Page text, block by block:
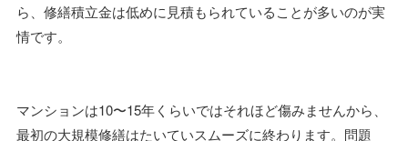
ら、修繕積立金は低めに見積もられていることが多いのが実
情です。
マンションは10〜15年くらいではそれほど傷みませんから、
最初の大規模修繕はたいていスムーズに終わります。問題